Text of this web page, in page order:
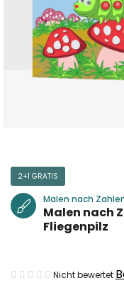
2+1 GRATIS
Malen nach
Malen nach
Fliegenpilz
Die
Nicht bewertet